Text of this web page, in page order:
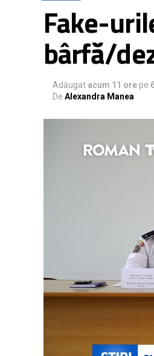
Fake-
bârfă/
Adăugat acum 11 ore pe
De Alexandra Manea